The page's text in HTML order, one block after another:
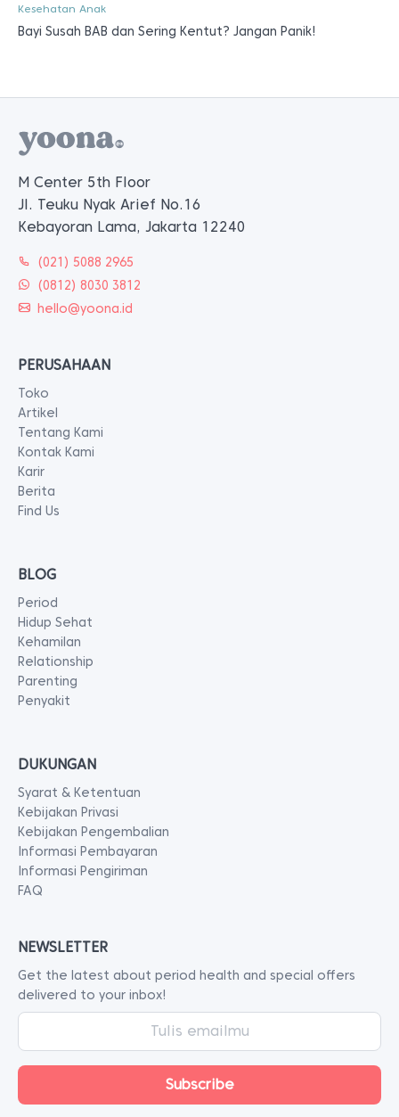
Kesehatan Anak
Bayi Susah BAB dan Sering Kentut? Jangan Panik!
M Center 5th Floor
Jl. Teuku Nyak Arief No.16
Kebayoran Lama, Jakarta 12240
(021) 5088 2965
(0812) 8030 3812
hello@yoona.id
PERUSAHAAN
Toko
Artikel
Tentang Kami
Kontak Kami
Karir
Berita
Find Us
BLOG
Period
Hidup Sehat
Kehamilan
Relationship
Parenting
Penyakit
DUKUNGAN
Syarat & Ketentuan
Kebijakan Privasi
Kebijakan Pengembalian
Informasi Pembayaran
Informasi Pengiriman
FAQ
NEWSLETTER
Get the latest about period health and special offers
delivered to your inbox!